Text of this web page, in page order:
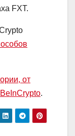
FXT.
от
BeInCrypto.